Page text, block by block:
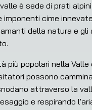
è sede di prati
imponenti cime
della natura e gli
più popolari nella Valle
possono
attraverso la
e respirando